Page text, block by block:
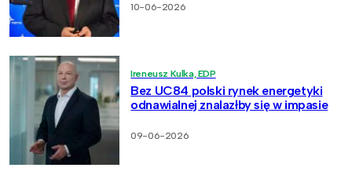
10-06-2026
Ireneusz Kulka, EDP
Bez UC84 polski rynek energetyki
odnawialnej znalazłby się w impasie
09-06-2026